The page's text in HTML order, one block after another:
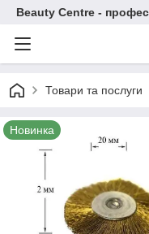
Beauty Centre -
Товари та послуги
Новинка